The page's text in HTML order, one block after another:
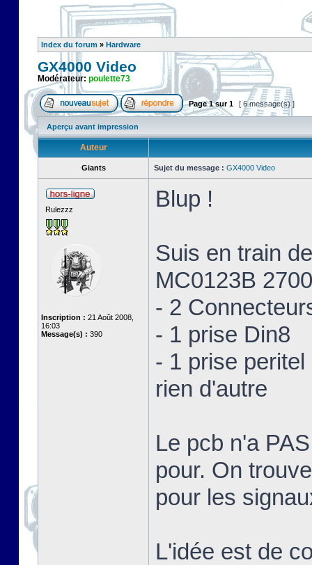
Index du forum » Hardware
GX4000 Video
Modérateur: poulette73
Page1sur1 [ 6 message(s) ]
Aperçu avant impression
Auteur
Giants Sujet du message : GX4000 Video
Rulezzz
Inscription : 21 Août 2008,
16:03
Message(s) : 390
Blup !
Suis en train
MC0123B
- 2
- 1 prise Din8
- 1 prise peritel
rien d'autre
Le pcb n'a
pour. On
pour les
L'idée est de